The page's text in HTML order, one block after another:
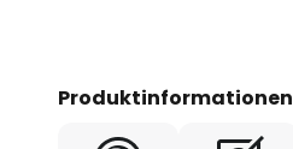
Produktinformationen